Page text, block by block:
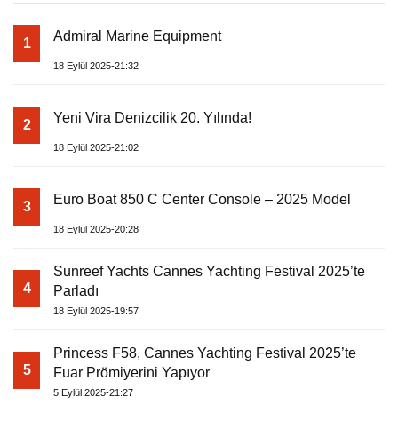
1 Admiral Marine Equipment
18 Eylül 2025-21:32
2 Yeni Vira Denizcilik 20. Yılında!
18 Eylül 2025-21:02
3 Euro Boat 850 C Center Console – 2025 Model
18 Eylül 2025-20:28
4
Sunreef Yachts Cannes Yachting Festival 2025’te
Parladı
18 Eylül 2025-19:57
5
Princess F58, Cannes Yachting Festival 2025’te
Fuar Prömiyerini Yapıyor
5 Eylül 2025-21:27